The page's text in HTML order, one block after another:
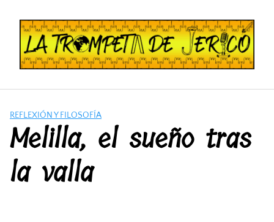
contenido
REFLEXIÓN Y FILOSOFÍA
Melilla, el sueño tras
la valla